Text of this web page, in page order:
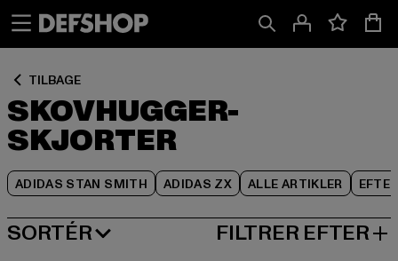
TILBAGE
SKOVHUGGER-
SKJORTER
ADIDAS STAN SMITH ADIDAS ZX ALLE ARTIKLER
SORTÉR
MEST POPULÆRE FILTRER EFTER